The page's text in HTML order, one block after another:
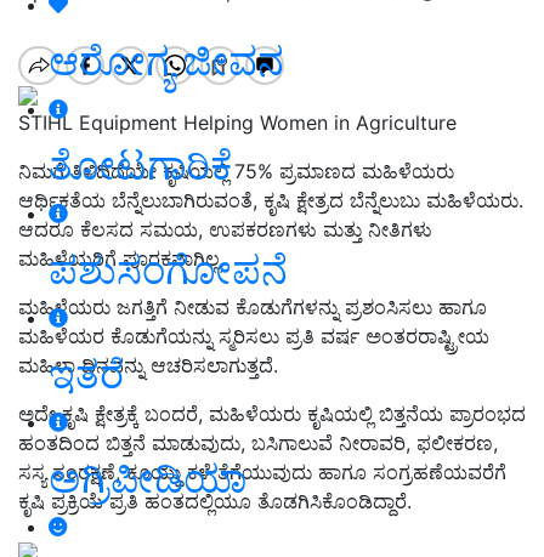
ಆರೋಗ್ಯ ಜೀವನ
ತೋಟಗಾರಿಕೆ
ಪಶುಸಂಗೋಪನೆ
ಇತರೆ
ಅಗ್ರಿಪೀಡಿಯಾ
STIHL Equipment Helping Women in Agriculture
ನಿಮಗೆ ತಿಳಿದಿದೆಯೇ ಕೃಷಿಯಲ್ಲಿ 75% ಪ್ರಮಾಣದ ಮಹಿಳೆಯರು
ಆರ್ಥಿಕತೆಯ ಬೆನ್ನೆಲುಬಾಗಿರುವಂತೆ, ಕೃಷಿ ಕ್ಷೇತ್ರದ ಬೆನ್ನೆಲುಬು ಮಹಿಳೆಯರು.
ಆದರೂ ಕೆಲಸದ ಸಮಯ, ಉಪಕರಣಗಳು ಮತ್ತು ನೀತಿಗಳು
ಮಹಿಳೆಯರಿಗೆ ಪೂರಕವಾಗಿಲ್ಲ.
ಮಹಿಳೆಯರು ಜಗತ್ತಿಗೆ ನೀಡುವ ಕೊಡುಗೆಗಳನ್ನು ಪ್ರಶಂಸಿಸಲು ಹಾಗೂ
ಮಹಿಳೆಯರ ಕೊಡುಗೆಯನ್ನು ಸ್ಮರಿಸಲು ಪ್ರತಿ ವರ್ಷ ಅಂತರರಾಷ್ಟ್ರೀಯ
ಮಹಿಳಾ ದಿನವನ್ನು ಆಚರಿಸಲಾಗುತ್ತದೆ.
ಅದೇ ಕೃಷಿ ಕ್ಷೇತ್ರಕ್ಕೆ ಬಂದರೆ, ಮಹಿಳೆಯರು ಕೃಷಿಯಲ್ಲಿ ಬಿತ್ತನೆಯ ಪ್ರಾರಂಭದ
ಹಂತದಿಂದ ಬಿತ್ತನೆ ಮಾಡುವುದು, ಬಸಿಗಾಲುವೆ ನೀರಾವರಿ, ಫಲೀಕರಣ,
ಸಸ್ಯ ಸಂರಕ್ಷಣೆ, ಕೂಯ್ದು ಕಳೆ ತೆಗೆಯುವುದು ಹಾಗೂ ಸಂಗ್ರಹಣೆಯವರೆಗೆ
ಕೃಷಿ ಪ್ರಕ್ರಿಯೆ ಪ್ರತಿ ಹಂತದಲ್ಲಿಯೂ ತೊಡಗಿಸಿಕೊಂಡಿದ್ದಾರೆ.